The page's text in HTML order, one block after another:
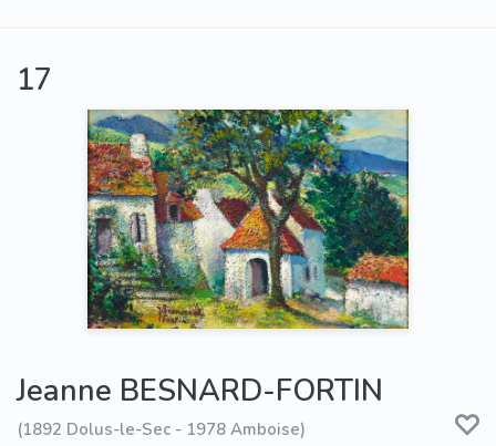
17
Jeanne BESNARD-FORTIN
(1892 Dolus-le-Sec - 1978 Amboise)